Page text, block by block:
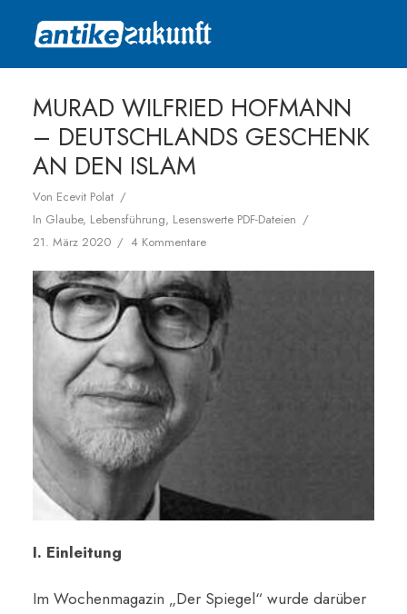
MURAD WILFRIED HOFMANN
– DEUTSCHLANDS GESCHENK
AN DEN ISLAM
Von Ecevit Polat
In Glaube, Lebensführung, Lesenswerte PDF-Dateien
21. März 2020
4 Kommentare
I. Einleitung
Im Wochenmagazin „Der Spiegel“ wurde darüber